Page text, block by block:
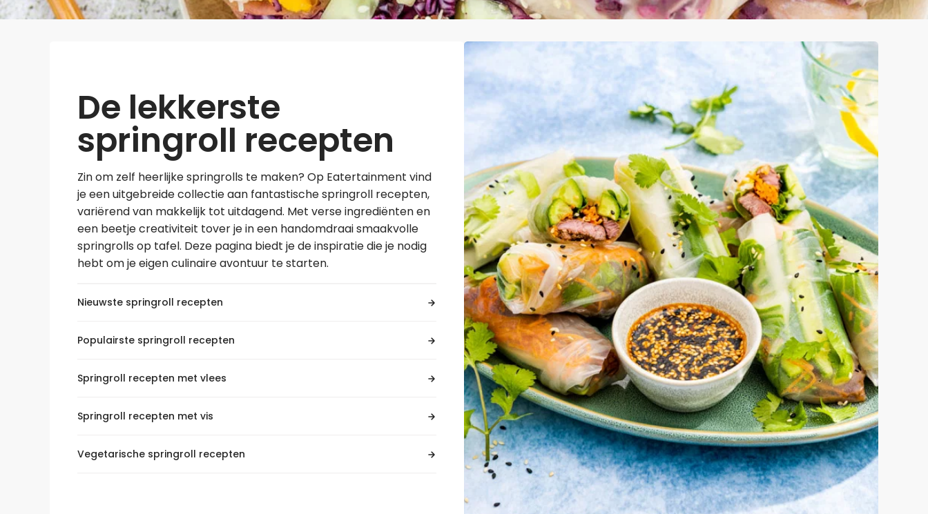
Midden-Oosters
De lekkerste
springroll recepten
Zin om zelf heerlijke springrolls te maken? Op Eatertainment vind
je een uitgebreide collectie aan fantastische springroll recepten,
variërend van makkelijk tot uitdagend. Met verse ingrediënten en
een beetje creativiteit tover je in een handomdraai smaakvolle
springrolls op tafel. Deze pagina biedt je de inspiratie die je nodig
hebt om je eigen culinaire avontuur te starten.
Nieuwste springroll recepten
Populairste springroll recepten
Springroll recepten met vlees
Springroll recepten met vis
Vegetarische springroll recepten